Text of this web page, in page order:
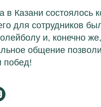
в Казани
для сотрудников
и, конечно
общение
побед!